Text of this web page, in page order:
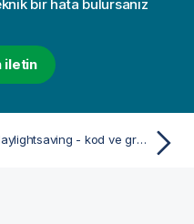
bir hata bulursanız
iletin
daylightsaving - kod ve grafik fonksiyonu